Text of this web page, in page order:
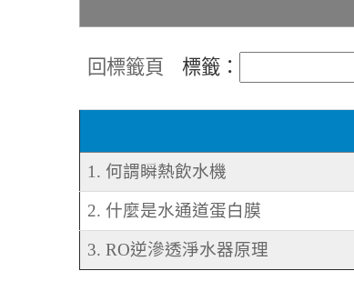
回標籤頁 標籤：
1. 何謂瞬熱飲水機
2. 什麼是水通道蛋白膜
3. RO逆滲透淨水器原理